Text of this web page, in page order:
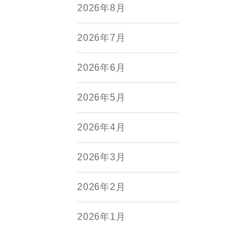
2026年8月
2026年7月
2026年6月
2026年5月
2026年4月
2026年3月
2026年2月
2026年1月